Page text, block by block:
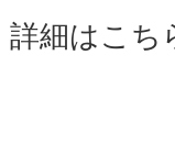
詳細はこ